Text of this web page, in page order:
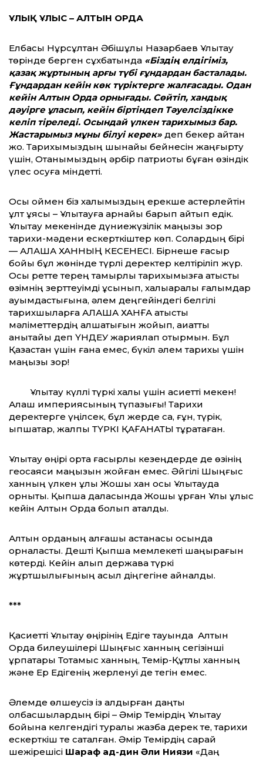
ҰЛЫҚ ҰЛЫС – АЛТЫН ОРДА
Елбасы Нұрсұлтан Әбішұлы Назарбаев Ұлытау
төрінде берген сұхбатында «Біздің елдігіміз,
қазақ жұртының арғы түбі ғұндардан басталады.
Ғұндардан кейін көк түріктерге жалғасады. Одан
кейін Алтын Орда орнығады. Сөйтіп, хандық
дәуірге ұласып, кейін біртіндеп Тәуелсіздікке
келіп тіреледі. Осындай үлкен тарихымыз бар.
Жастарымыз мұны білуі керек» деп бекер айтқан
жоқ. Тарихымыздың шынайы бейнесін жаңғырту
үшін, Отанымыздың әрбір патриоты бұған өзіндік
үлес қосуға міндетті.
Осы оймен біз халқымыздың ерекше қастерлейтін
ұлт ұясы – Ұлытауға арнайы барып қайтып едік.
Ұлытау мекенінде дүниежүзілік маңызы зор
тарихи-мәдени ескерткіштер көп. Солардың бірі
— АЛАША ХАННЫҢ КЕСЕНЕСІ. Бірнеше ғасыр
бойы бұл жөнінде түрлі деректер келтіріліп жүр.
Осы ретте терең тамырлы тарихымызға қатысты
өзімнің зерттеуімді ұсынып, халықаралық ғалымдар
қауымдастығына, әлем деңгейіндегі белгілі
тарихшыларға АЛАША ХАНҒА қатысты
мәліметтердің алшақтығын жойып, ақиқатты
анықтайық деп ҮНДЕУ жариялап отырмын. Бұл
Қазақстан үшін ғана емес, бүкіл әлем тарихы үшін
маңызы зор!
Ұлытау күллі түркі халқы үшін қасиетті мекен!
Алаш империясының түпқазығы! Тарихи
деректерге үңілсек, бұл жерде сақ, ғұн, түрік,
қыпшақтар, жалпы ТҮРКІ ҚАҒАНАТЫ тұрақтаған.
Ұлытау өңірі орта ғасырлық кезеңдерде де өзінің
геосаяси маңызын жойған емес. Әйгілі Шыңғыс
ханның үлкен ұлы Жошы хан осы Ұлытауда
орнықты. Қыпшақ даласында Жошы құрған Ұлық ұлыс
кейін Алтын Орда болып аталды.
Алтын орданың алғашқы астанасы осында
орналасты. Дешті Қыпшақ мемлекеті шаңырағын
көтерді. Кейін алып держава түркі
жұртшылығының асыл діңгегіне айналды.
***
Қасиетті Ұлытау өңірінің Едіге тауында Алтын
Орда билеушілері Шыңғыс ханның сегізінші
ұрпақтары Тоқтамыс ханның, Темір-Құтлық ханның
және Ер Едігенің жерленуі де тегін емес.
Әлемде өлшеусіз із қалдырған даңқты
қолбасшылардың бірі – Әмір Темірдің Ұлытау
бойына келгендігі туралы жазба дерек те, тарихи
ескерткіш те сақталған. Әмір Темірдің сарай
шежірешісі Шараф ад-дин Әли Ниязи «Даңқ